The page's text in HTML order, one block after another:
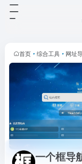
首页 • 综合工具 • 网址
一个框导